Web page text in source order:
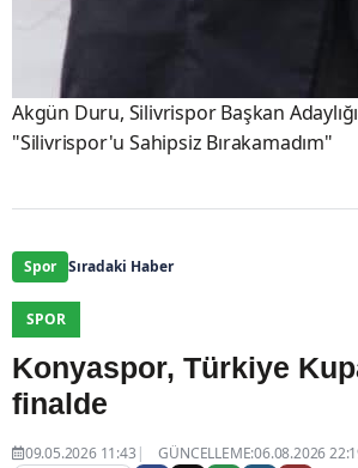
Akgün Duru, Silivrispor Başkan
"Silivrispor'u Sahipsiz Bırakamadım"
Spor Sıradaki Haber
SPOR
Konyaspor, Türkiye
finalde
09.05.2026 11:43
GÜNCELLEME:06.08.2026